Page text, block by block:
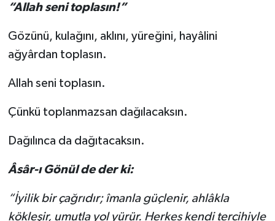
“Allah seni toplasın!”
Gözünü, kulağını, aklını, yüreğini, hayâlini
ağyârdan toplasın.
Allah seni toplasın.
Çünkü toplanmazsan dağılacaksın.
Dağılınca da dağıtacaksın.
Âsâr-ı Gönül de der ki:
“İyilik bir çağrıdır; îmanla güçlenir, ahlâkla
kökleşir, umutla yol yürür. Herkes kendi tercihiyle